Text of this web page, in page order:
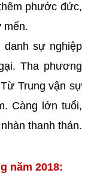
phước đức,
mến.
danh sự nghiệp
Tha phương
Trung vận sự
Càng lớn tuổi,
thanh thản.
năm 2018: